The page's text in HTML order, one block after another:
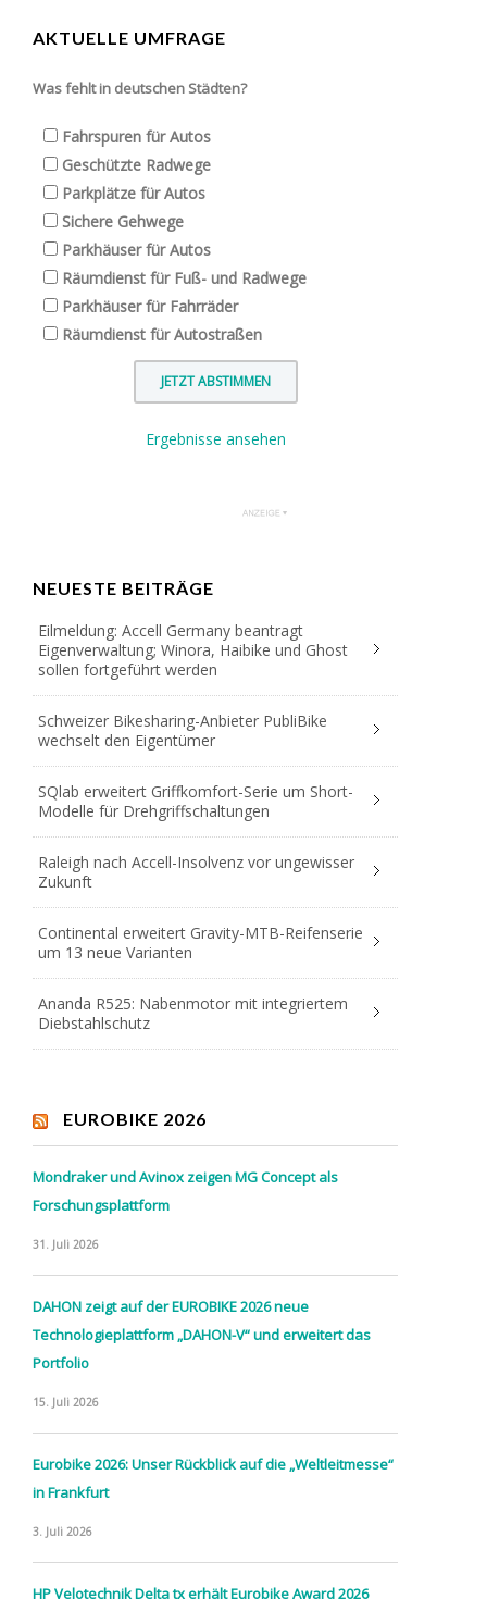
AKTUELLE UMFRAGE
Was fehlt in deutschen Städten?
Fahrspuren für Autos
Geschützte Radwege
Parkplätze für Autos
Sichere Gehwege
Parkhäuser für Autos
Räumdienst für Fuß- und Radwege
Parkhäuser für Fahrräder
Räumdienst für Autostraßen
Ergebnisse ansehen
NEUESTE BEITRÄGE
Eilmeldung: Accell Germany beantragt
Eigenverwaltung; Winora, Haibike und Ghost
sollen fortgeführt werden
Schweizer Bikesharing-Anbieter PubliBike
wechselt den Eigentümer
SQlab erweitert Griffkomfort-Serie um Short-
Modelle für Drehgriffschaltungen
Raleigh nach Accell-Insolvenz vor ungewisser
Zukunft
Continental erweitert Gravity-MTB-Reifenserie
um 13 neue Varianten
Ananda R525: Nabenmotor mit integriertem
Diebstahlschutz
EUROBIKE 2026
Mondraker und Avinox zeigen MG Concept als
Forschungsplattform
31. Juli 2026
DAHON zeigt auf der EUROBIKE 2026 neue
Technologieplattform „DAHON-V“ und erweitert das
Portfolio
15. Juli 2026
Eurobike 2026: Unser Rückblick auf die „Weltleitmesse“
in Frankfurt
3. Juli 2026
HP Velotechnik Delta tx erhält Eurobike Award 2026